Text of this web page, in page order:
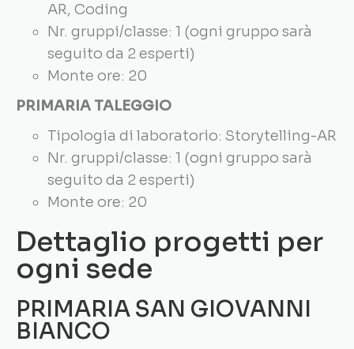
AR, Coding
Nr. gruppi/classe: 1 (ogni gruppo sarà
seguito da 2 esperti)
Monte ore: 20
PRIMARIA TALEGGIO
Tipologia di laboratorio: Storytelling-AR
Nr. gruppi/classe: 1 (ogni gruppo sarà
seguito da 2 esperti)
Monte ore: 20
Dettaglio progetti per
ogni sede
PRIMARIA SAN GIOVANNI
BIANCO